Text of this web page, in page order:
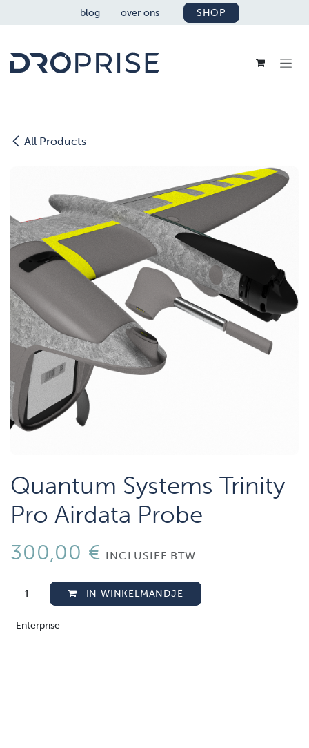
OVERSLAAN NAAR INHOUD
blog over ons SHOP
All Products
Quantum Systems Trinity
Pro Airdata Probe
300,00 € INCLUSIEF BTW
IN WINKELMANDJE
Enterprise